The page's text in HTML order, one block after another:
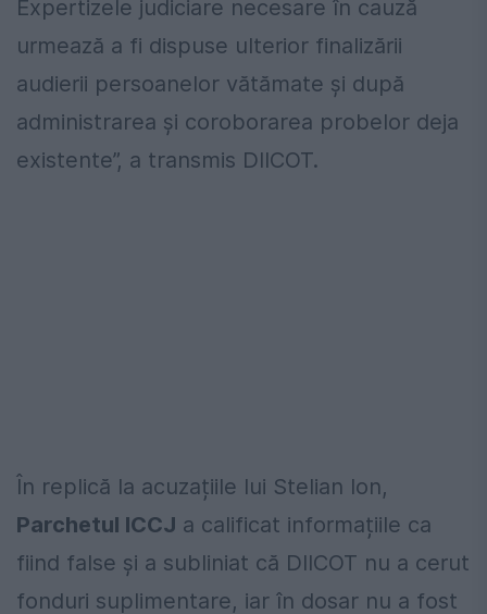
Expertizele judiciare necesare în cauză
urmează a fi dispuse ulterior finalizării
audierii persoanelor vătămate şi după
administrarea şi coroborarea probelor deja
existente”, a transmis DIICOT.
În replică la acuzațiile lui Stelian Ion,
Parchetul ICCJ a calificat informațiile ca
fiind false și a subliniat că DIICOT nu a cerut
fonduri suplimentare, iar în dosar nu a fost